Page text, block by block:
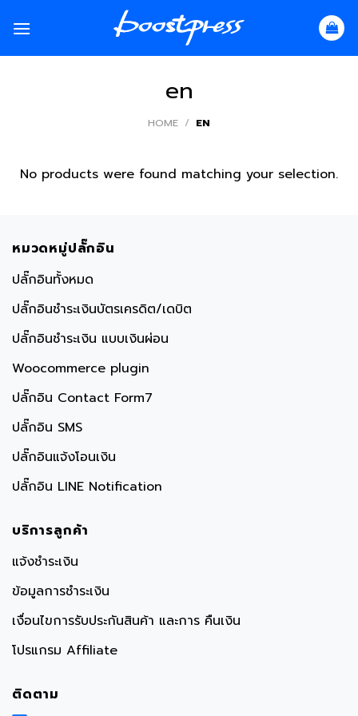
en
HOME / EN
No products were found matching your selection.
หมวดหมู่ปลั๊กอิน
ปลั๊กอินทั้งหมด
ปลั๊กอินชำระเงินบัตรเครดิต/เดบิต
ปลั๊กอินชำระเงิน แบบเงินผ่อน
Woocommerce plugin
ปลั๊กอิน Contact Form7
ปลั๊กอิน SMS
ปลั๊กอินแจ้งโอนเงิน
ปลั๊กอิน LINE Notification
บริการลูกค้า
แจ้งชำระเงิน
ข้อมูลการชำระเงิน
เงื่อนไขการรับประกันสินค้า และการ คืนเงิน
โปรแกรม Affiliate
ติดตาม